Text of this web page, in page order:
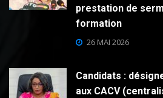
prestation de
formation
26 MAI 2026
Candidats :
aux CACV